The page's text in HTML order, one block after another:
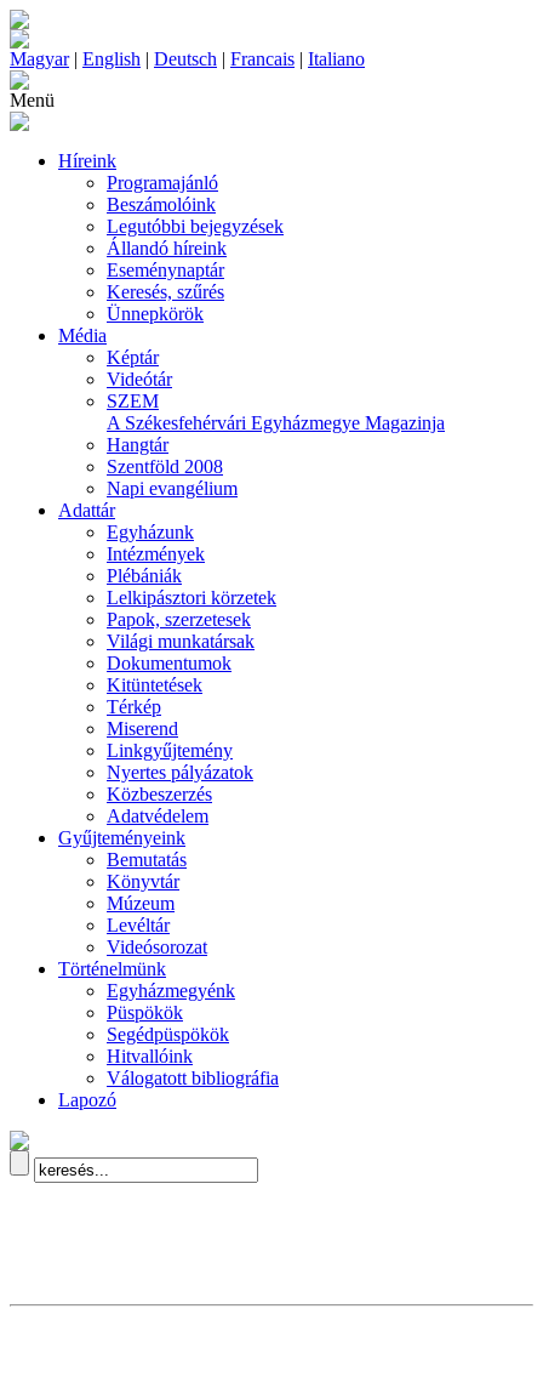
Magyar| English | Deutsch | Francais | Italiano
Menü
Híreink
Programajánló
Beszámolóink
Legutóbbi bejegyzések
Állandó híreink
Eseménynaptár
Keresés, szűrés
Ünnepkörök
Média
Képtár
Videótár
SZEM
A Székesfehérvári Egyházmegye Magazinja
Hangtár
Szentföld 2008
Napi evangélium
Adattár
Egyházunk
Intézmények
Plébániák
Lelkipásztori körzetek
Papok, szerzetesek
Világi munkatársak
Dokumentumok
Kitüntetések
Térkép
Miserend
Linkgyűjtemény
Nyertes pályázatok
Közbeszerzés
Adatvédelem
Gyűjteményeink
Bemutatás
Könyvtár
Múzeum
Levéltár
Videósorozat
Történelmünk
Egyházmegyénk
Püspökök
Segédpüspökök
Hitvallóink
Válogatott bibliográfia
Lapozó